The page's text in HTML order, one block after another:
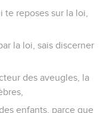
reposes sur la loi,
la loi, sais discerner
des aveugles, la
enfants, parce que